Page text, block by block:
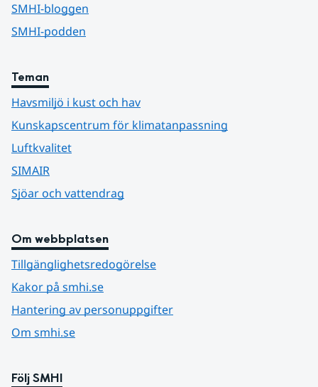
SMHI-bloggen
SMHI-podden
Teman
Havsmiljö i kust och hav
Kunskapscentrum för klimatanpassning
Luftkvalitet
SIMAIR
Sjöar och vattendrag
Om webbplatsen
Tillgänglighetsredogörelse
Kakor på smhi.se
Hantering av personuppgifter
Om smhi.se
Följ SMHI